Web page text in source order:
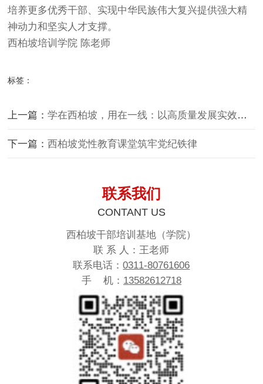
培养更多优秀干部、实现中华民族伟大复兴提供强大精
神动力和坚实人才支撑。
西柏坡培训学院 陈老师
标签：
上一篇：学在西柏坡，用在一线：以高质量发展实效检验红色教育成果
下一篇：西柏坡党性教育课堂筑牢党纪铁律
联系我们
CONTANT US
西柏坡干部培训基地（学院）
联 系 人：王老师
联系电话：0311-80761606
手 机： 13582612718